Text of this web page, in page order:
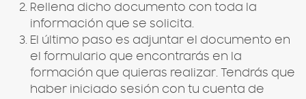
Rellena dicho documento con toda la
información que se solicita.
El último paso es adjuntar el documento en
el formulario que encontrarás en la
formación que quieras realizar. Tendrás que
haber iniciado sesión con tu cuenta de